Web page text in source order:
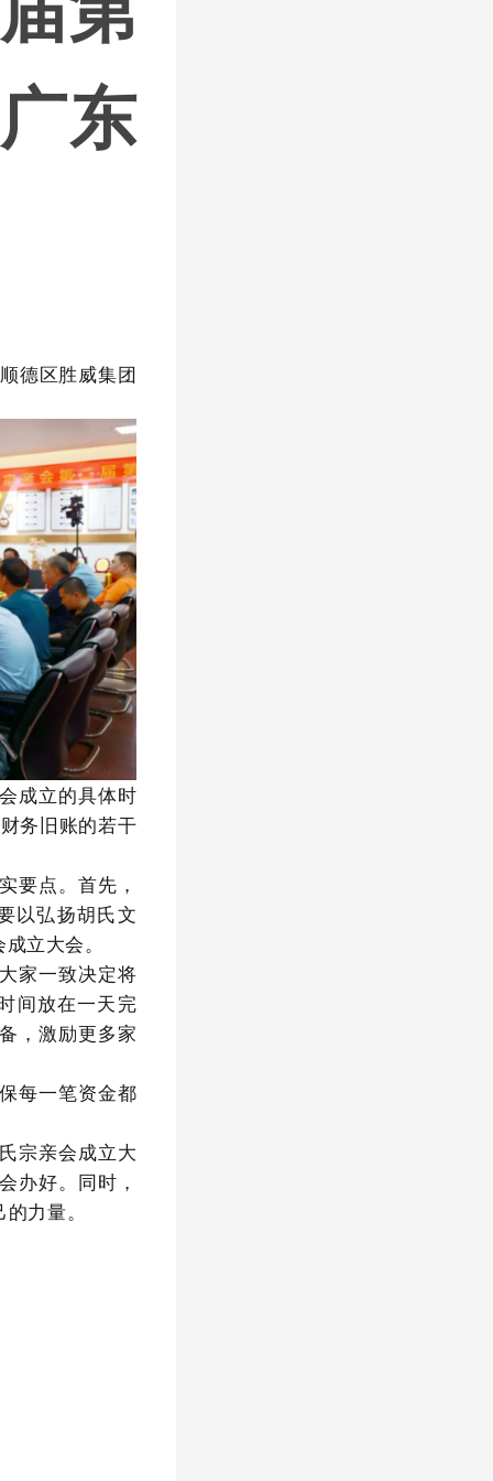
东
德区胜威集团
成立的具体时
务旧账的若干
要点。首先，
以弘扬胡氏文
立大会。
家一致决定将
间放在一天完
，激励更多家
每一笔资金都
宗亲会成立大
办好。 同时，
力量。